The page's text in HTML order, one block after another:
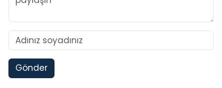
Gönder